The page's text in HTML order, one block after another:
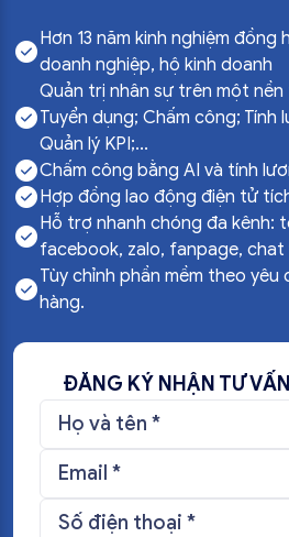
Hơn 13 năm kinh nghiệm đồng
doanh nghiệp, hộ kinh doanh
Quản trị nhân sự trên một
Tuyển dụng; Chấm công; Tính
Quản lý KPI;...
Chấm công bằng AI và tính
Hợp đồng lao động điện tử
Hỗ trợ nhanh chóng đa kênh:
facebook, zalo, fanpage, chat
Tùy chỉnh phần mềm theo
hàng.
ĐĂNG KÝ NHẬN TƯ